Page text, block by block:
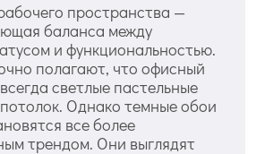
пространства —
баланса между
и функциональностью.
полагают, что офисный
светлые пастельные
Однако темные обои
все более
трендом. Они выглядят